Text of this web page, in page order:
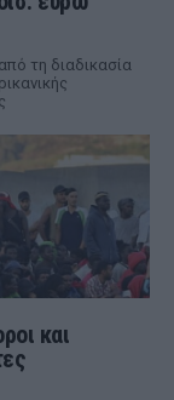
τη διαδικασία
και